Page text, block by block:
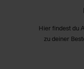
Hier findest du
zu deiner